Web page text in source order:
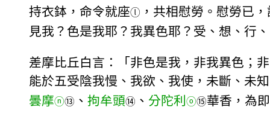
持衣鉢，命令就座ⓛ ，共相慰勞。慰勞已
見我？色是我耶？我異色耶？受、想、行
差摩比丘白言：「非色是我，非我異色；
能於五受陰我慢、我欲、我使，未斷、未
曇摩ⓝ⑬ 、 拘牟頭⑭ 、 分陀利 ⓞ⑮華香，為